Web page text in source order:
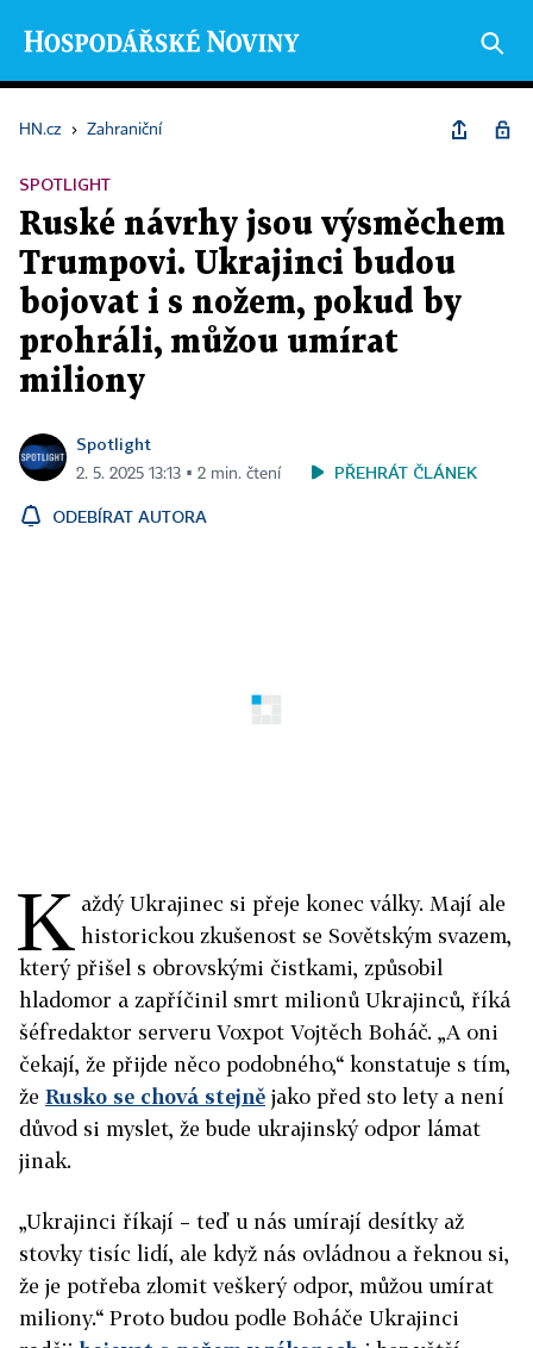
HN.cz › Zahraniční
SPOTLIGHT
Ruské návrhy jsou výsměchem
Trumpovi. Ukrajinci budou
bojovat i s nožem, pokud by
prohráli, můžou umírat
miliony
Spotlight
2. 5. 2025 13:13 ▪ 2 min. čtení PŘEHRÁT ČLÁNEK
ODEBÍRAT AUTORA
K aždý Ukrajinec si přeje konec války. Mají ale
historickou zkušenost se Sovětským svazem,
který přišel s obrovskými čistkami, způsobil
hladomor a zapříčinil smrt milionů Ukrajinců, říká
šéfredaktor serveru Voxpot Vojtěch Boháč. „A oni
čekají, že přijde něco podobného,“ konstatuje s tím,
že Rusko se chová stejně jako před sto lety a není
důvod si myslet, že bude ukrajinský odpor lámat
jinak.
„Ukrajinci říkají – teď u nás umírají desítky až
stovky tisíc lidí, ale když nás ovládnou a řeknou si,
že je potřeba zlomit veškerý odpor, můžou umírat
miliony.“ Proto budou podle Boháče Ukrajinci